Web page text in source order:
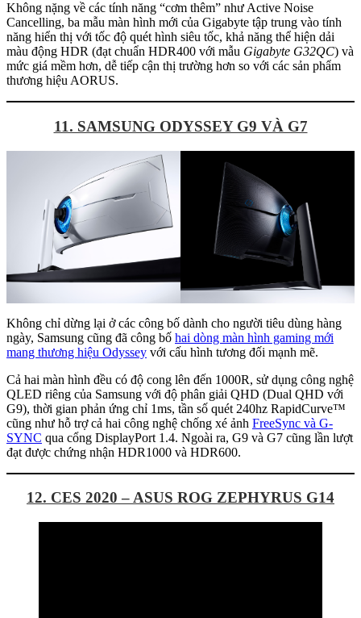
Không nặng về các tính năng “cơm thêm” như Active Noise
Cancelling, ba mẫu màn hình mới của Gigabyte tập trung vào tính
năng hiển thị với tốc độ quét hình siêu tốc, khả năng thể hiện dải
màu động HDR (đạt chuẩn HDR400 với mẫu Gigabyte G32QC) và
mức giá mềm hơn, dễ tiếp cận thị trường hơn so với các sản phẩm
thương hiệu AORUS.
11. SAMSUNG ODYSSEY G9 VÀ G7
Không chỉ dừng lại ở các công bố dành cho người tiêu dùng hàng
ngày, Samsung cũng đã công bố hai dòng màn hình gaming mới
mang thương hiệu Odyssey với cấu hình tương đối mạnh mẽ.
Cả hai màn hình đều có độ cong lên đến 1000R, sử dụng công nghệ
QLED riêng của Samsung với độ phân giải QHD (Dual QHD với
G9), thời gian phản ứng chỉ 1ms, tần số quét 240hz RapidCurve™
cũng như hỗ trợ cả hai công nghệ chống xé ảnh FreeSync và G-
SYNC qua cổng DisplayPort 1.4. Ngoài ra, G9 và G7 cũng lần lượt
đạt được chứng nhận HDR1000 và HDR600.
12. CES 2020 – ASUS ROG ZEPHYRUS G14